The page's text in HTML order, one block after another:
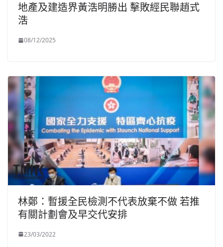
地產及建造界黃浩明勝出 擊敗經民聯趙式
浩
08/12/2025
林鄭：暫援全民檢測不代表放棄不做 若推
有關計劃會及早交代安排
23/03/2022